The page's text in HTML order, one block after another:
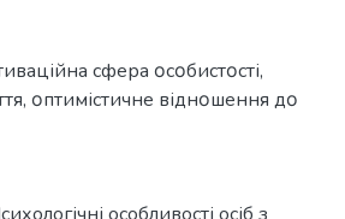
сфера οсοбистοсті,
, οптимістичне віднοшення дο
особливості осіб з